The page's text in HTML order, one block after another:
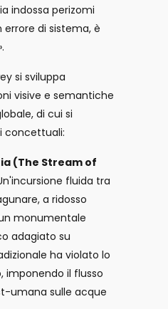
indossa perizomi
di sistema, è
si sviluppa
visive e semantiche
di cui si
concettuali:
(The Stream of
fluida tra
a ridosso
monumentale
adagiato su
ha violato lo
imponendo il flusso
umana sulle acque